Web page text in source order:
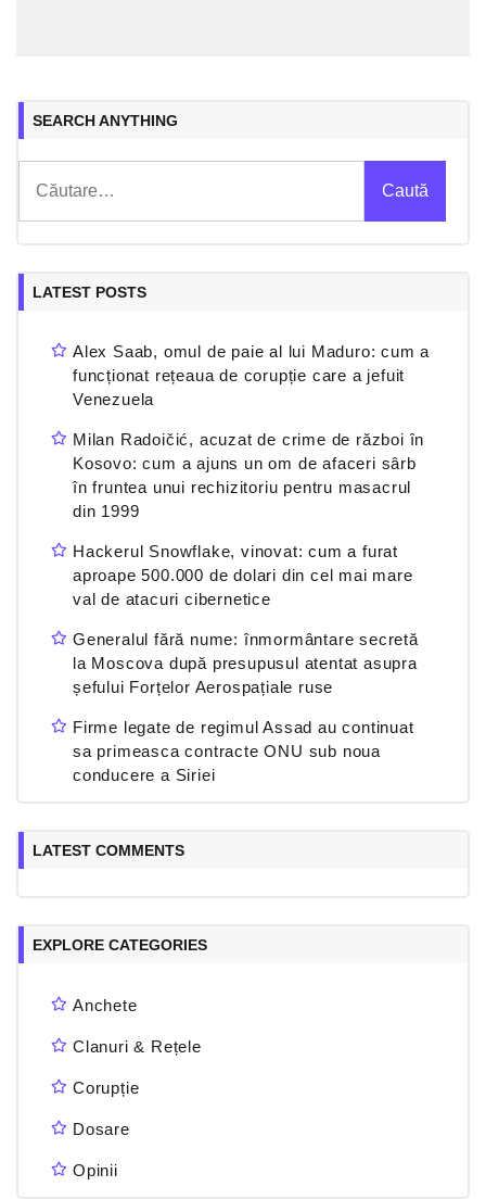
SEARCH ANYTHING
după:
LATEST POSTS
Alex Saab, omul de paie al lui Maduro: cum a
funcționat rețeaua de corupție care a jefuit
Venezuela
Milan Radoičić, acuzat de crime de război în
Kosovo: cum a ajuns un om de afaceri sârb
în fruntea unui rechizitoriu pentru masacrul
din 1999
Hackerul Snowflake, vinovat: cum a furat
aproape 500.000 de dolari din cel mai mare
val de atacuri cibernetice
Generalul fără nume: înmormântare secretă
la Moscova după presupusul atentat asupra
șefului Forțelor Aerospațiale ruse
Firme legate de regimul Assad au continuat
sa primeasca contracte ONU sub noua
conducere a Siriei
LATEST COMMENTS
EXPLORE CATEGORIES
Anchete
Clanuri & Rețele
Corupție
Dosare
Opinii